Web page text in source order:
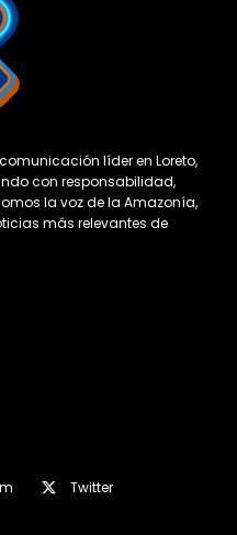
líder en Loreto,
con responsabilidad,
la voz de la Amazonía,
más relevantes de
Twitter